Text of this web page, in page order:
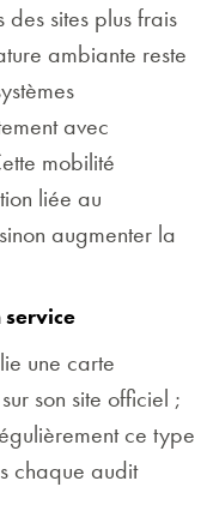
sites plus frais
ambiante reste
avec
mobilité
liée au
augmenter la
service
une carte
son site officiel ;
ce type
chaque audit